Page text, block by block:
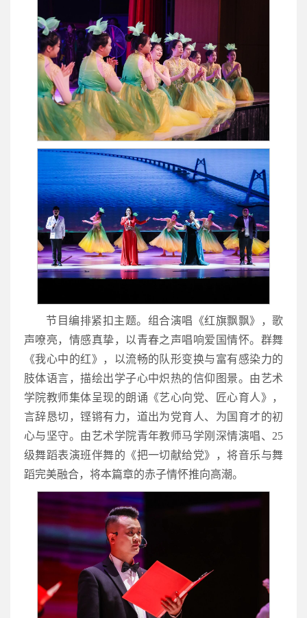
节目编排紧扣主题。组合演唱《红旗飘飘》，歌
声嘹亮，情感真挚，以青春之声唱响爱国情怀。群舞
《我心中的红》，以流畅的队形变换与富有感染力的
肢体语言，描绘出学子心中炽热的信仰图景。由艺术
学院教师集体呈现的朗诵《艺心向党、匠心育人》，
言辞恳切，铿锵有力，道出为党育人、为国育才的初
心与坚守。由艺术学院青年教师马学刚深情演唱、25
级舞蹈表演班伴舞的《把一切献给党》，将音乐与舞
蹈完美融合，将本篇章的赤子情怀推向高潮。